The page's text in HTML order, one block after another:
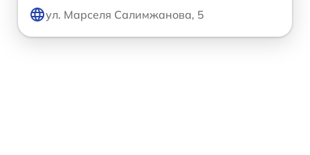
ул. Марселя Салимжанова, 5